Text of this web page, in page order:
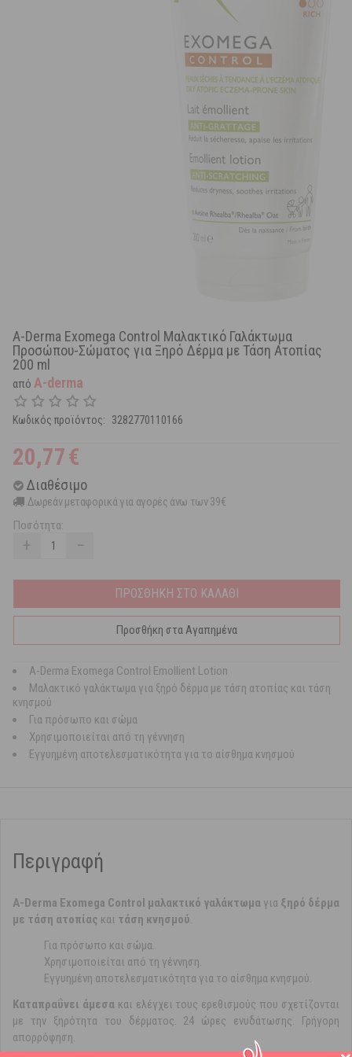
A-Derma Exomega Control Μαλακτικό Γαλάκτωμα
Προσώπου-Σώματος για Ξηρό Δέρμα με Τάση Ατοπίας
200 ml
από A-derma
Κωδικός προϊόντος: 3282770110166
20,77€
Διαθέσιμο
Δωρεάν μεταφορικά για αγορές άνω των 39€
Ποσότητα:
+ −
ΠΡΟΣΘΗΚΗ ΣΤΟ ΚΑΛΑΘΙ
Προσθήκη στα Αγαπημένα
A-Derma Exomega Control Emollient Lotion
Μαλακτικό γαλάκτωμα για ξηρό δέρμα με τάση ατοπίας και τάση
κνησμού
Για πρόσωπο και σώμα
Χρησιμοποιείται από τη γέννηση
Εγγυημένη αποτελεσματικότητα για το αίσθημα κνησμού
Περιγραφή
A-Derma Exomega Control μαλακτικό γαλάκτωμα γιαξηρό δέρμα
με τάση ατοπίας και τάση κνησμού.
Για πρόσωπο και σώμα.
Χρησιμοποιείται από τη γέννηση.
Εγγυημένη αποτελεσματικότητα για το αίσθημα κνησμού.
Καταπραΰνει άμεσα και ελέγχει τους ερεθισμούς που σχετίζονται
με την ξηρότητα του δέρματος. 24 ώρες ενυδάτωσης. Γρήγορη
απορρόφηση.